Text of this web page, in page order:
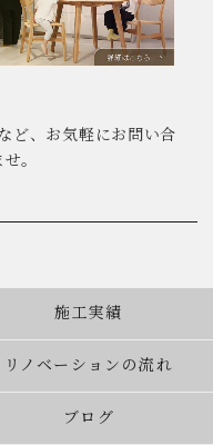
ど、お気軽にお問い合
。
施工実績
リノベーションの流れ
ブログ